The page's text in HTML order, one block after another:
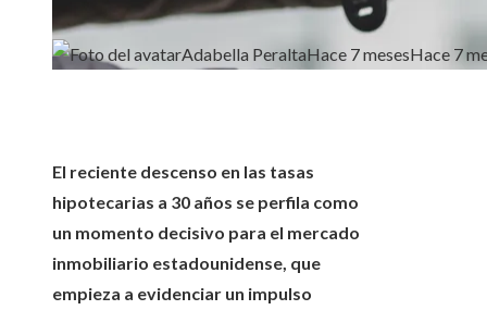
Adabella PeraltaHace 7 mesesHace 7
El reciente descenso en las tasas
hipotecarias a 30 años se perfila como
un momento decisivo para el mercado
inmobiliario estadounidense, que
empieza a evidenciar un impulso